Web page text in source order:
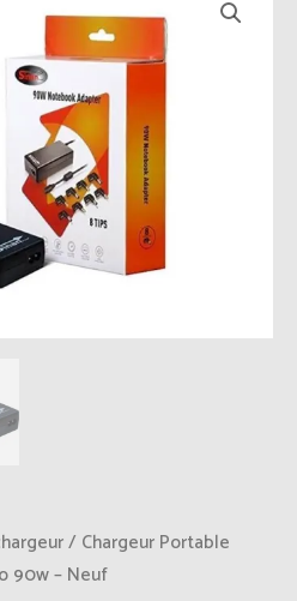
/ Chargeur Portable
90w – Neuf